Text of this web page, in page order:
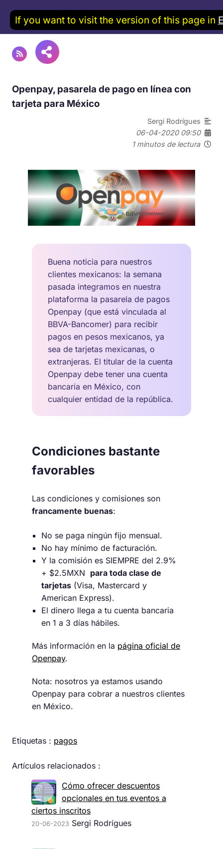
Openpay, pasarela de pago en línea con
tarjeta para México
Sergi Rodrígues
06-04-2020 09:50
1 minutos de lectura
Buena noticia para nuestros
clientes mexicanos: la semana
pasada integramos en nuestra
plataforma la pasarela de pagos
Openpay (que está vinculada al
BBVA-Bancomer) para recibir
pagos en pesos mexicanos, ya
sea de tarjetas mexicanas, o
extranjeras. El titular de la cuenta
Openpay debe tener una cuenta
bancaria en México, con
cualquier entidad de la república.
Condiciones bastante
favorables
Las condiciones y comisiones son
francamente buenas:
No se paga ningún fijo mensual.
No hay mínimo de facturación.
Y la comisión es SIEMPRE del 2.9%
+ $2.5MXN para toda clase de
tarjetas (Visa, Mastercard y
American Express).
El dinero llega a tu cuenta bancaria
en 1 a 3 días hábiles.
Más información en la página oficial de
Openpay.
Nota: nosotros ya estamos usando
Openpay para cobrar a nuestros clientes
en México.
Etiquetas : pagos
Artículos relacionados :
Cómo ofrecer descuentos
opcionales en tus eventos a
ciertos inscritos
20-06-2023 Sergi Rodrígues
If you want to visit the version of this page in